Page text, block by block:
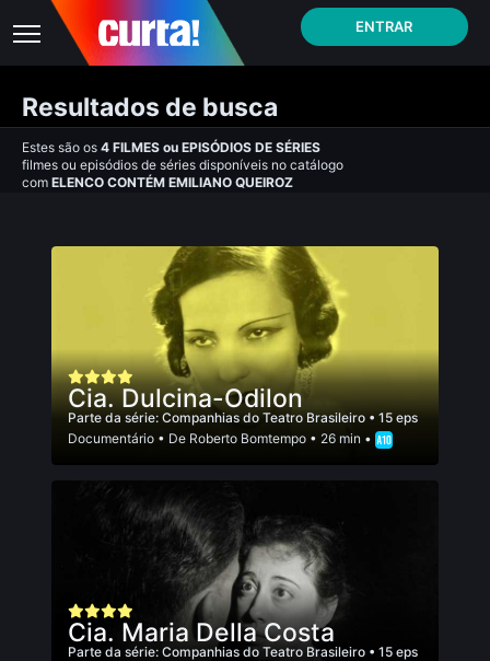
ENTRAR
Resultados de busca
Estes são os 4 FILMES ou EPISÓDIOS DE SÉRIES
filmes ou episódios de séries disponíveis no catálogo
com ELENCO CONTÉM EMILIANO QUEIROZ
Cia. Dulcina-Odilon
Parte da série: Companhias do Teatro Brasileiro • 15 eps
Documentário • De Roberto Bomtempo • 26 min •
Cia. Maria Della Costa
Parte da série: Companhias do Teatro Brasileiro • 15 eps